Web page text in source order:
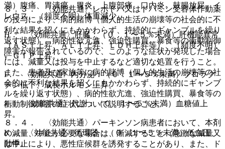
８．３． 〈効能共通〉レボドパ又はドパミン受容体作動薬
の投与により、病的賭博（個人的生活の崩壊等の社会的に不
利な結果を招くにもかかわらず、持続的にギャンブルを繰り
返す状態）、病的性欲亢進、強迫性購買、暴食等の衝動制御
障害が報告されているので、このような症状が発現した場合
には、減量又は投与を中止するなど適切な処置を行うこと。
また、患者及び家族等に病的賭博（個人的生活の崩壊等の社
会的に不利な結果を招くにもかかわらず、持続的にギャンブ
ルを繰り返す状態）、病的性欲亢進、強迫性購買、暴食等の
衝動制御障害の症状について説明すること。
８．４． 〈効能共通〉パーキンソン病患者において、本剤
の減量、中止が必要な場合は、漸減すること（急激な減量又
は中止により、悪性症候群を誘発することがあり、また、ド
満）腹痛、胃潰瘍、胃炎、上腹部痛、口内炎、鼓腸放屁、イ
レウス、（頻度不明）体重減少。
H． 〈効能共通〉肝臓：（０．１〜５％未満）肝機能異常
（ＡＳＴ上昇、ＡＬＴ上昇、ＬＤＨ上昇等）、（頻度不明）
γ−ＧＴＰ上昇。
I． 〈効能共通〉内分泌：（０．１〜５％未満）プロラク
チン低下、成長ホルモン上昇。
J． 〈効能共通〉代謝：（０．１〜５％未満）血糖値上
昇。
K． 〈効能共通〉循環器：（０．１〜５％未満）低血圧、
動悸。